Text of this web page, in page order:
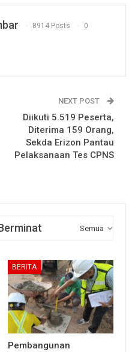
8914 Posts 0
NEXT POST
Diikuti 5.519 Peserta,
Diterima 159 Orang,
Sekda Erizon Pantau
Pelaksanaan Tes CPNS
Semua
BERITA
Pembangunan